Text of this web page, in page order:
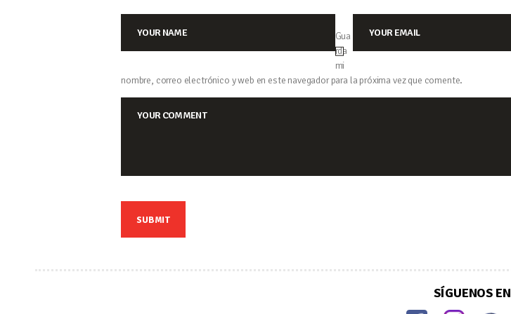
Gua
rda
mi
nombre, correo electrónico y web en este navegador para la próxima vez que comente.
SÍGUENOS EN